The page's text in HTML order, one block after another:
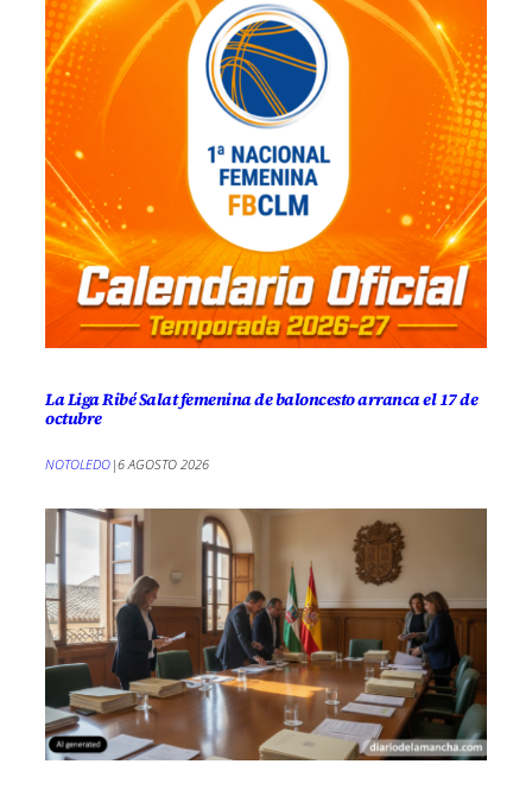
La Liga Ribé Salat femenina de baloncesto arranca el 17 de
octubre
NOTOLEDO |6 AGOSTO 2026